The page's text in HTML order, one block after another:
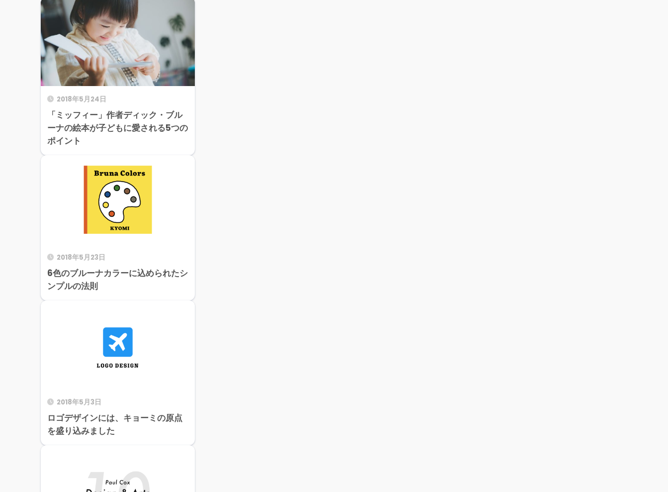
2018年5月24日
「ミッフィー」作者ディック・ブル
ーナの絵本が子どもに愛される5つの
ポイント
2018年5月23日
6色のブルーナカラーに込められたシ
ンプルの法則
2018年5月3日
ロゴデザインには、キョーミの原点
を盛り込みました